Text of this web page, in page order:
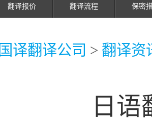
翻译报价 翻译流程 保密
国译翻译公司 > 翻译资
日语